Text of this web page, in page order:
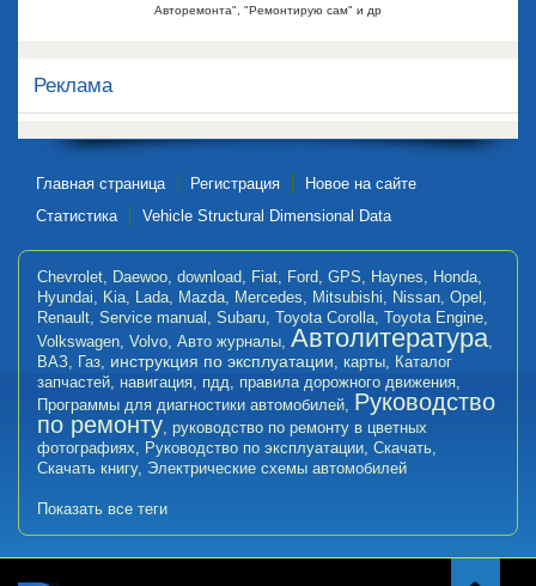
Авторемонта", "Ремонтирую сам" и др
Реклама
Главная страница Регистрация
Новое на сайте
Статистика
Vehicle Structural Dimensional Data
Chevrolet, Daewoo, download, Fiat, Ford, GPS, Haynes, Honda,
Hyundai, Kia, Lada, Mazda, Mercedes, Mitsubishi, Nissan, Opel ,
Renault, Service manual , Subaru, Toyota Corolla, Toyota Engine,
Volkswagen, Volvo, Авто журналы, Автолитература,
ВАЗ, Газ, инструкция по эксплуатации, карты, Каталог
запчастей, навигация, пдд, правила дорожного движения,
Программы для диагностики автомобилей, Руководство
по ремонту, руководство по ремонту в цветных
фотографиях, Руководство по эксплуатации, Скачать,
Скачать книгу, Электрические схемы автомобилей
Показать все теги